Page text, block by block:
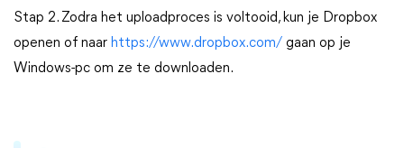
Stap 2. Zodra het uploadproces is voltooid, kun je Dropbox
openen of naar https://www.dropbox.com/ gaan op je
Windows-pc om ze te downloaden.